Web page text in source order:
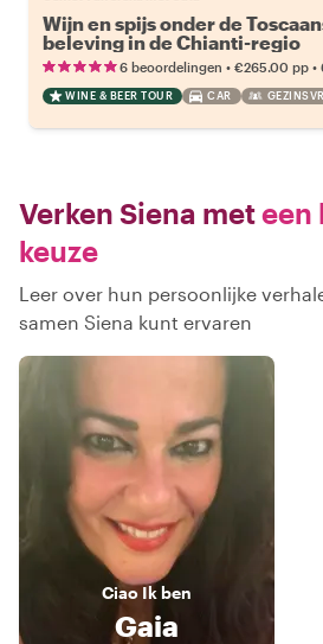
Wijn en spijs onder de
beleving in de Chianti-regio
6 beoordelingen • €265.00 pp •
WINE & BEER TOUR CAR
Verken Siena meteen
keuze
Leer over hun persoonlijke
samen Siena kunt ervaren
Ciao Ik ben
Gaia